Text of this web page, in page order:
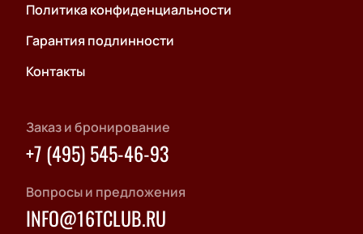
Политика конфиденциальности
Гарантия подлинности
Контакты
Заказ и бронирование
+7 (495) 545-46-93
Вопросы и предложения
INFO@16TCLUB.RU